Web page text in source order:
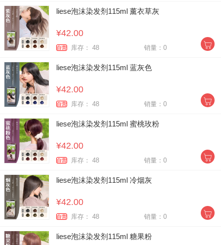
liese泡沫染发剂115ml 薰衣草灰
¥42.00
自营 库存： 48 销量：0
liese泡沫染发剂115ml 蓝灰色
¥42.00
自营 库存： 48 销量：0
liese泡沫染发剂115ml 蜜桃玫粉
¥42.00
自营 库存： 48 销量：0
liese泡沫染发剂115ml 冷烟灰
¥42.00
自营 库存： 48 销量：0
liese泡沫染发剂115ml 糖果粉